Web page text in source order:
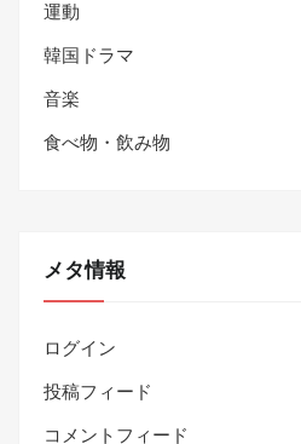
運動
韓国ドラマ
音楽
食べ物・飲み物
メタ情報
ログイン
投稿フィード
コメントフィード